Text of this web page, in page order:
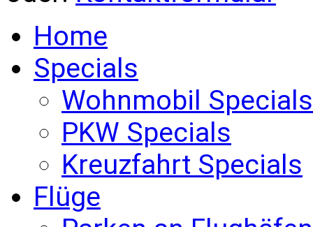
Home
Specials
Wohnmobil Specials
PKW Specials
Kreuzfahrt Specials
Flüge